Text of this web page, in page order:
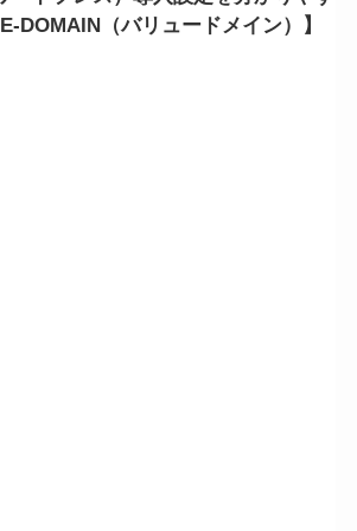
DOMAIN（バリュードメイン）】